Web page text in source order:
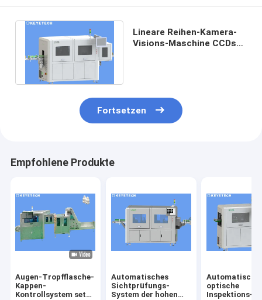
Lineare Reihen-Kamera-
Visions-Maschine CCDs
Fortsetzen
Empfohlene Produkte
Augen-Tropfflasche-
Kappen-
Kontrollsystem setzt
Automatisches
Sichtprüfungs-
System der hohen
Automatische
optische
Inspektions-